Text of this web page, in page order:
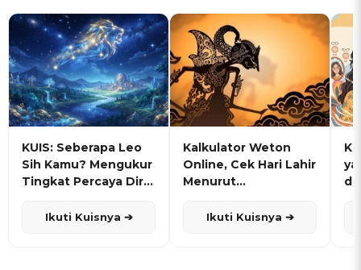
KUIS: Seberapa Leo
Sih Kamu? Mengukur
Tingkat Percaya Diri
Ikuti Kuisnya ➔
Kalkulator Weton
Online, Cek Hari Lahir
Menurut
Ikuti Kuisnya ➔